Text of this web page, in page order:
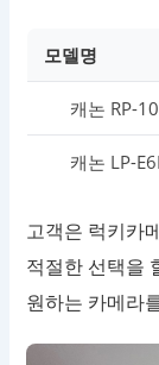
모델명
캐논 RP-
캐논 LP-
고객은 럭키카
적절한 선택을
원하는 카메라